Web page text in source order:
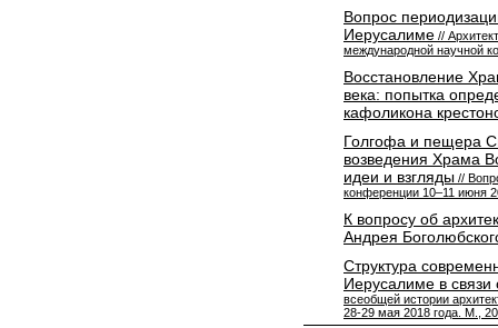
Вопрос
Иерусалиме //
международной научной
Восстановление
века: попытка
кафоликона
Голгофа и пещера
возведения Храма
идеи и взгляды //
конференции 10–11 июня
К вопросу об
Андрея
Структура
Иерусалиме в связи
всеобщей истории
28-29 мая 2018 года. М.,